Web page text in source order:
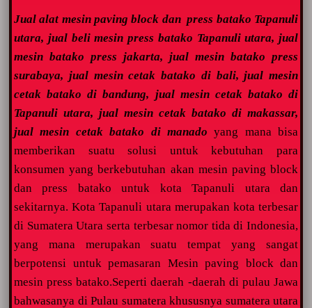
Jual alat mesin paving block dan press batako Tapanuli
utara, jual beli mesin press batako Tapanuli utara, jual
mesin batako press jakarta, jual mesin batako press
surabaya, jual mesin cetak batako di bali, jual mesin
cetak batako di bandung, jual mesin cetak batako di
Tapanuli utara, jual mesin cetak batako di makassar,
jual mesin cetak batako di manadoyang mana bisa
memberikan suatu solusi untuk kebutuhan para
konsumen yang berkebutuhan akan mesin paving block
dan press batako untuk kota Tapanuli utara dan
sekitarnya. Kota Tapanuli utara merupakan kota terbesar
di Sumatera Utara serta terbesar nomor tida di Indonesia,
yang mana merupakan suatu tempat yang sangat
berpotensi untuk pemasaran Mesin paving block dan
mesin press batako.Seperti daerah -daerah di pulau Jawa
bahwasanya di Pulau sumatera khususnya sumatera utara